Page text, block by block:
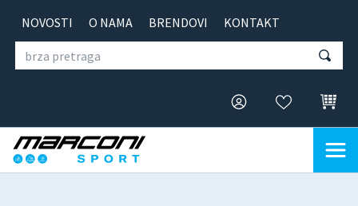
NOVOSTI O NAMA BRENDOVI KONTAKT